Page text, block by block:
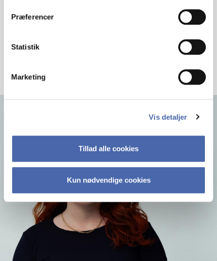
Præferencer
Statistik
Marketing
Vis detaljer
Tillad alle cookies
Kun nødvendige cookies
HAR DU SPØRGSMÅL?